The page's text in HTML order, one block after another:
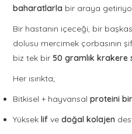
baharatlarla bir araya
Bir hastanın içeceği, bir
dolusu mercimek çorbasının
biz tek bir 50 gramlık krakere
Her ısırıkta;
Bitkisel + hayvansalproteini
Yükseklif vedoğal kolajen